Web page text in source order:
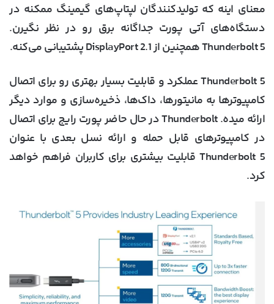
معنای اینه که تولیدکنندگان لپتاپ‌های گیمینگ ممکنه در
دستگاه‌های آتی پورت جداگانه برق رو در نظر نگیرن.
Thunderbolt 5 همچنین از DisplayPort 2.1 پشتیبانی می‌کنه.
Thunderbolt 5 عملکرد و قابلیت بسیار بهتری رو برای اتصال
کامپیوترها به مانیتورها، داک‌ها، ذخیره‌سازی و موارد دیگر
ارائه میده. Thunderbolt در حال حاضر پورت رایج برای اتصال
در کامپیوترهای قابل حمله و ارائه نسل بعدی با عنوان
Thunderbolt 5 قابلیت بیشتری برای کاربران فراهم خواهد
کرد.